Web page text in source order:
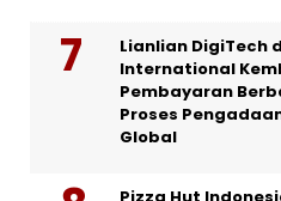
Lianlian DigiTech
International
Pembayaran
Proses
Global